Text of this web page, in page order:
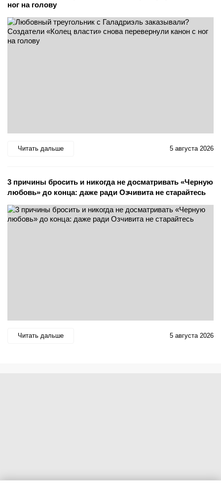
ног на голову
Читать дальше 5 августа 2026
3 причины бросить и никогда не досматривать «Черную
любовь» до конца: даже ради Озчивита не старайтесь
Читать дальше 5 августа 2026